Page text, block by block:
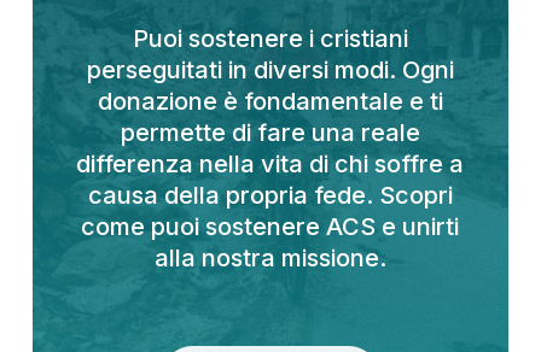
Puoi sostenere i cristiani
perseguitati in diversi modi. Ogni
donazione è fondamentale e ti
permette di fare una reale
differenza nella vita di chi soffre a
causa della propria fede. Scopri
come puoi sostenere ACS e unirti
alla nostra missione.